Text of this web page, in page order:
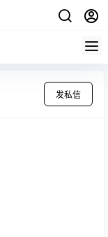
发私信